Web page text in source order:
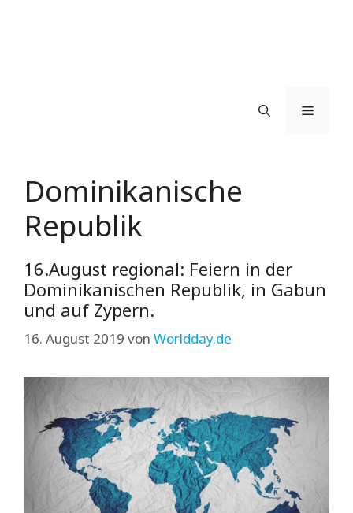
Menü
Dominikanische
Republik
16.August regional: Feiern in der
Dominikanischen Republik, in Gabun
und auf Zypern.
16. August 2019 von Worldday.de